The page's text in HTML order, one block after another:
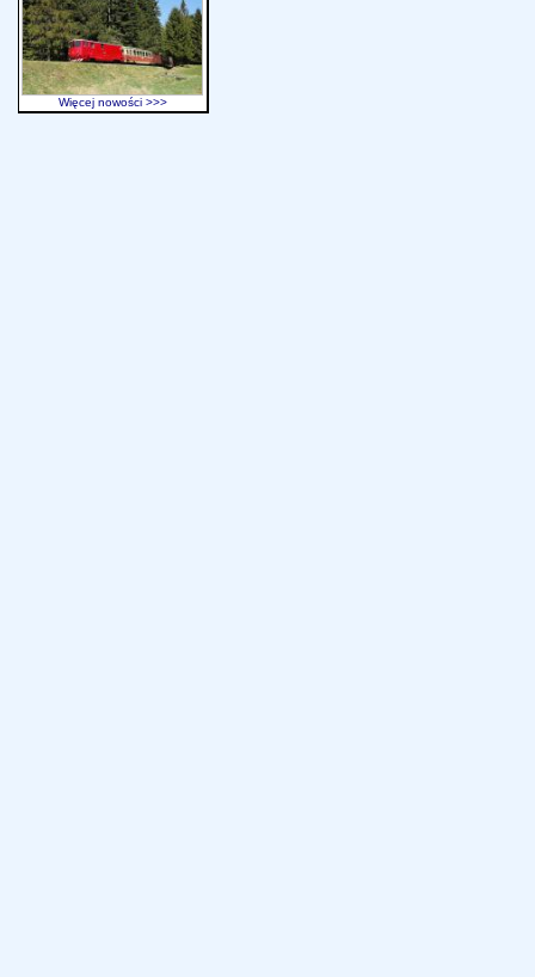
Więcej nowości >>>